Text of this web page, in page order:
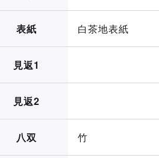
表紙 白茶地表紙
見返1
見返2
八双 竹